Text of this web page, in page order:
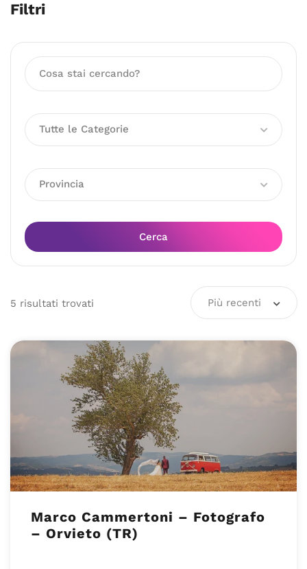
Filtri
Tutte le Categorie
Provincia
Cerca
5 risultati trovati Più recenti
Marco Cammertoni – Fotografo
– Orvieto (TR)